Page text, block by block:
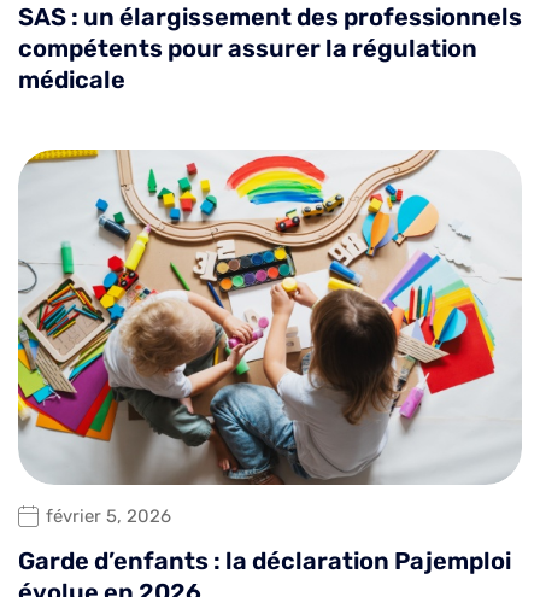
SAS : un élargissement des professionnels
compétents pour assurer la régulation
médicale
février 5, 2026
Garde d’enfants : la déclaration Pajemploi